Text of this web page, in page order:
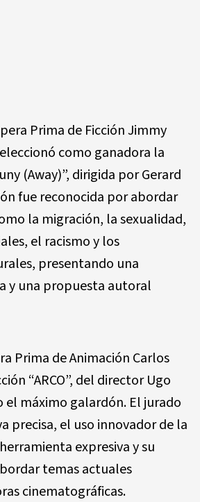
Prima de Ficción Jimmy
como ganadora la
(Away)”, dirigida por Gerard
fue reconocida por abordar
la migración, la sexualidad,
el racismo y los
presentando una
y una propuesta autoral
Prima de Animación Carlos
“ARCO”, del director Ugo
el máximo galardón. El jurado
precisa, el uso innovador de la
expresiva y su
temas actuales
cinematográficas.